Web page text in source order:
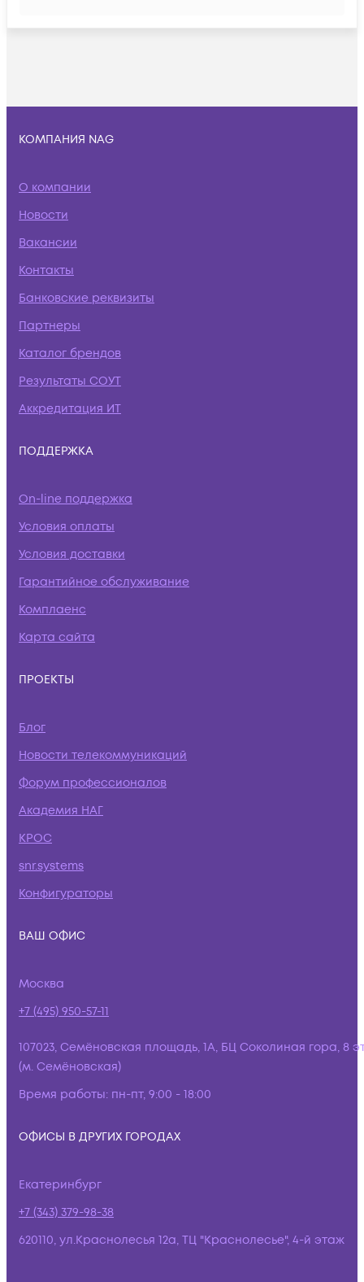
КОМПАНИЯ NAG
О компании
Новости
Вакансии
Контакты
Банковские реквизиты
Партнеры
Каталог брендов
Результаты СОУТ
Аккредитация ИТ
ПОДДЕРЖКА
On-line поддержка
Условия оплаты
Условия доставки
Гарантийное обслуживание
Комплаенс
Карта сайта
ПРОЕКТЫ
Блог
Новости телекоммуникаций
Форум профессионалов
Академия НАГ
КРОС
snr.systems
Конфигураторы
ВАШ ОФИС
Москва
+7 (495) 950-57-11
107023, Семёновская площадь, 1А, БЦ Соколиная гора, 8
(м. Семёновская)
Время работы: пн-пт, 9:00 - 18:00
ОФИСЫ В ДРУГИХ ГОРОДАХ
Екатеринбург
+7 (343) 379-98-38
620110, ул.Краснолесья 12а, ТЦ "Краснолесье", 4-й этаж